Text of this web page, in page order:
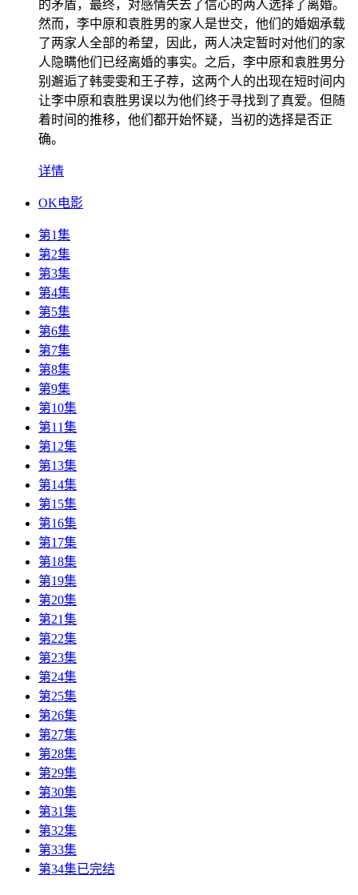
的矛盾，最终，对感情失去了信心的两人选择了离婚。
然而，李中原和袁胜男的家人是世交，他们的婚姻承载
了两家人全部的希望，因此，两人决定暂时对他们的家
人隐瞒他们已经离婚的事实。之后，李中原和袁胜男分
别邂逅了韩雯雯和王子荐，这两个人的出现在短时间内
让李中原和袁胜男误以为他们终于寻找到了真爱。但随
着时间的推移，他们都开始怀疑，当初的选择是否正
确。
详情
OK电影
第1集
第2集
第3集
第4集
第5集
第6集
第7集
第8集
第9集
第10集
第11集
第12集
第13集
第14集
第15集
第16集
第17集
第18集
第19集
第20集
第21集
第22集
第23集
第24集
第25集
第26集
第27集
第28集
第29集
第30集
第31集
第32集
第33集
第34集已完结